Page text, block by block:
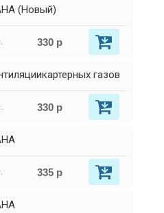
(Новый)
330 р
газов
330 р
335 р